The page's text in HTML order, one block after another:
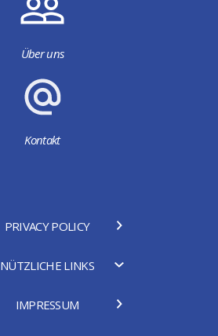
Über uns
Kontakt
PRIVACY POLICY
NÜTZLICHE LINKS
IMPRESSUM